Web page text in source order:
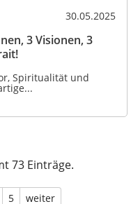
30.05.2025
3 Visionen, 3
Spiritualität und
73 Einträge.
5 weiter